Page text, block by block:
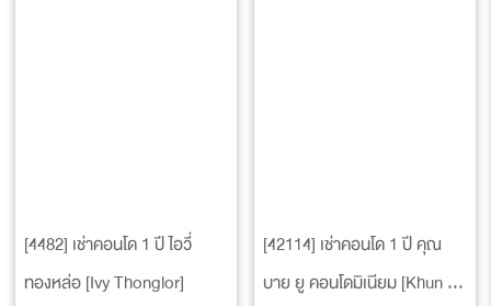
[4482] เช่าคอนโด 1 ปี ไอวี่
ทองหล่อ [Ivy Thonglor]
[42114] เช่าคอนโด 1 ปี คุณ
บาย ยู คอนโดมิเนียม [Khun By